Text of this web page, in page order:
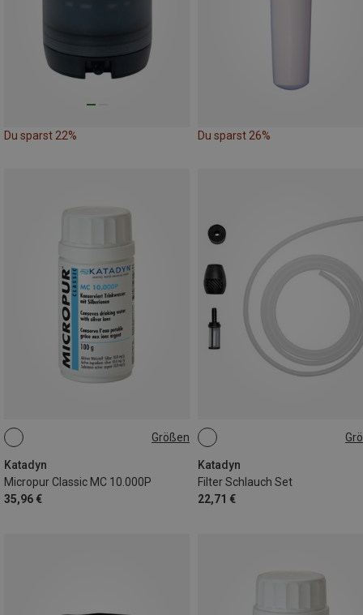
Du sparst 22% Du sparst 26%
Größen
Katadyn
Micropur Classic MC 10.000P
35,96 €
ONE SIZE
Katadyn
Filter Schlauch Set
22,71 €
ONE SIZE